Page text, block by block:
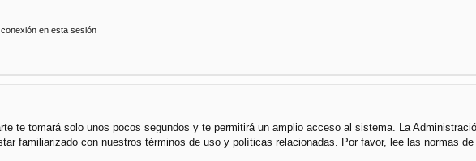
en esta sesión
te tomará solo unos pocos segundos y te permitirá un amplio acceso al sistema. La
familiarizado con nuestros términos de uso y políticas relacionadas. Por favor, lee las normas